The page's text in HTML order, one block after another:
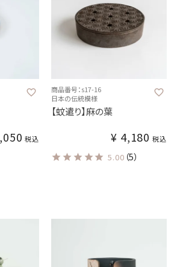
税込
商品番号：s17-16
日本の伝統模様
【蚊遣り】麻の葉
¥ 4,180 税込
5.00 （5）